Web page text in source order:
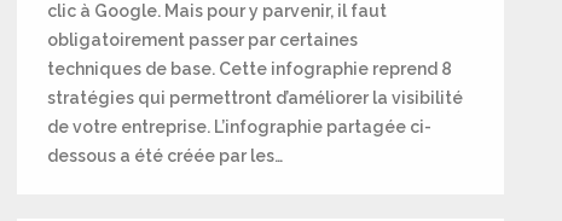
clic à Google. Mais pour y parvenir, il faut
obligatoirement passer par certaines
techniques de base. Cette infographie reprend 8
stratégies qui permettront d’améliorer la visibilité
de votre entreprise. L’infographie partagée ci-
dessous a été créée par les…